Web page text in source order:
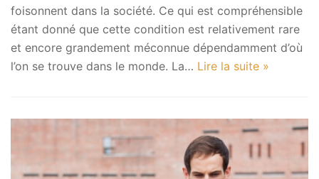
foisonnent dans la société. Ce qui est compréhensible
étant donné que cette condition est relativement rare
et encore grandement méconnue dépendamment d’où
l’on se trouve dans le monde. La… Lire la suite »